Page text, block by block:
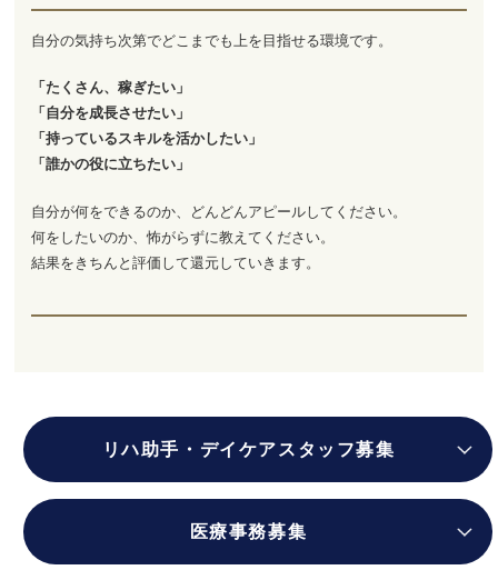
自分の気持ち次第でどこまでも上を目指せる環境です。
「たくさん、稼ぎたい」
「自分を成長させたい」
「持っているスキルを活かしたい」
「誰かの役に立ちたい」
自分が何をできるのか、どんどんアピールしてください。
何をしたいのか、怖がらずに教えてください。
結果をきちんと評価して還元していきます。
リハ助手・デイケアスタッフ募集
医療事務募集